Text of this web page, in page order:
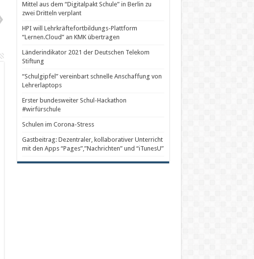
Mittel aus dem “Digitalpakt Schule” in Berlin zu
zwei Dritteln verplant
HPI will Lehrkräftefortbildungs-Plattform
“Lernen.Cloud” an KMK übertragen
Länderindikator 2021 der Deutschen Telekom
Stiftung
“Schulgipfel” vereinbart schnelle Anschaffung von
Lehrerlaptops
Erster bundesweiter Schul-Hackathon
#wirfürschule
Schulen im Corona-Stress
Gastbeitrag: Dezentraler, kollaborativer Unterricht
mit den Apps “Pages”,”Nachrichten” und “iTunesU”